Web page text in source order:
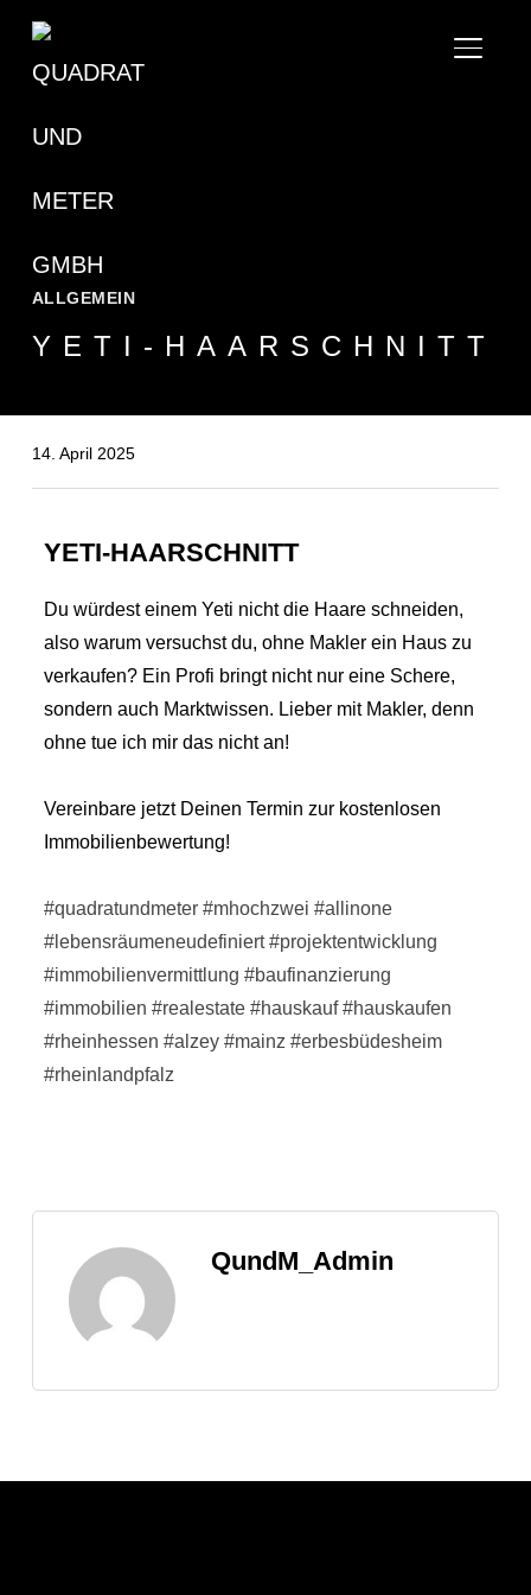
ALLGEMEIN
YETI-HAARSCHNITT
14. April 2025
YETI-HAARSCHNITT
Du würdest einem Yeti nicht die Haare schneiden,
also warum versuchst du, ohne Makler ein Haus zu
verkaufen? Ein Profi bringt nicht nur eine Schere,
sondern auch Marktwissen. Lieber mit Makler, denn
ohne tue ich mir das nicht an!
Vereinbare jetzt Deinen Termin zur kostenlosen
Immobilienbewertung!
#quadratundmeter #mhochzwei #allinone
#lebensräumeneudefiniert #projektentwicklung
#immobilienvermittlung #baufinanzierung
#immobilien #realestate #hauskauf #hauskaufen
#rheinhessen #alzey #mainz #erbesbüdesheim
#rheinlandpfalz
QundM_Admin